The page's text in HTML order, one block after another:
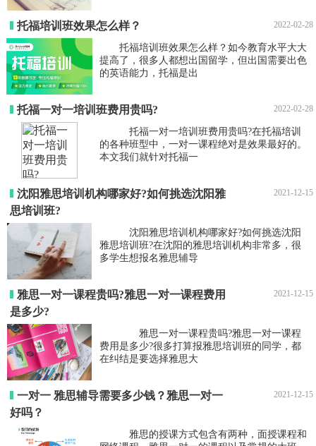
托福培训班效果怎么样？ 2022-02-28
托福培训班效果怎么样？如今教育水平大大
提高了，很多人都想出国留学，但出国需要出色
的英语能力，托福是出
托福一对一培训班费用贵吗? 2022-02-28
托福一对一培训班费用贵吗?在托福培训
的各种班型中，一对一课程绝对是效果最好的。
本文我们就针对托福一
沈阳雅思培训机构哪家好?如何挑选沈阳雅
思培训班?
2021-12-15
沈阳雅思培训机构哪家好?如何挑选沈阳
雅思培训班?在沈阳的雅思培训机构非常多，很
多学生想报名雅思辅导
雅思一对一课程贵吗?雅思一对一课程费用
是多少?
2021-12-15
雅思一对一课程贵吗?雅思一对一课程
费用是多少?很多打算报雅思培训班的同学，都
在纠结是要选择雅思大
一对一 雅思辅导需要多少钱？雅思一对一
好吗？
2021-12-15
雅思的授课方式包含有两种，面授课程和